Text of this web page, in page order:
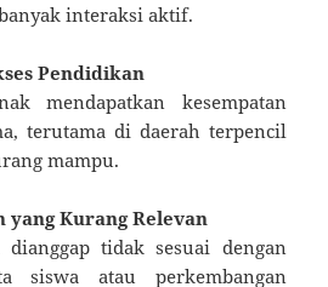
interaksi aktif.
Pendidikan
mendapatkan kesempatan
terutama di daerah terpencil
mampu.
Kurang Relevan
dianggap tidak sesuai dengan
siswa atau perkembangan